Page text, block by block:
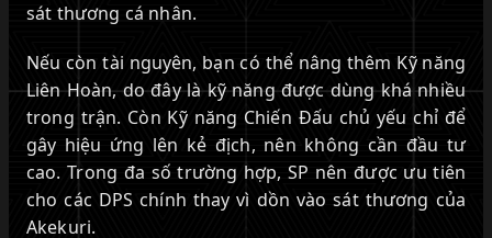
sát thương cá nhân.
Nếu còn tài nguyên, bạn có thể nâng thêm Kỹ năng
Liên Hoàn, do đây là kỹ năng được dùng khá nhiều
trong trận. Còn Kỹ năng Chiến Đấu chủ yếu chỉ để
gây hiệu ứng lên kẻ địch, nên không cần đầu tư
cao. Trong đa số trường hợp, SP nên được ưu tiên
cho các DPS chính thay vì dồn vào sát thương của
Akekuri.